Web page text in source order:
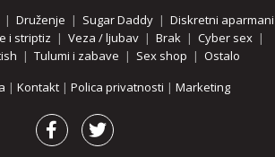
| Druženje | Sugar Daddy| Diskretni aparmani
i striptiz | Veza / ljubav | Brak | Cyber sex |
| Tulumi i zabave | Sex shop | Ostalo
| Kontakt | Polica privatnosti | Marketing